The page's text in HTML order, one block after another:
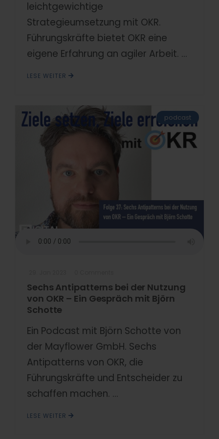
leichtgewichtige
Strategieumsetzung mit OKR.
Führungskräfte bietet OKR eine
eigene Erfahrung an agiler Arbeit. ...
LESE WEITER
podcast
Sechs Antipatterns bei der Nutzung
von OKR – Ein Gespräch mit Björn
Schotte
Ein Podcast mit Björn Schotte von
der Mayflower GmbH. Sechs
Antipatterns von OKR, die
Führungskräfte und Entscheider zu
schaffen machen. ...
LESE WEITER